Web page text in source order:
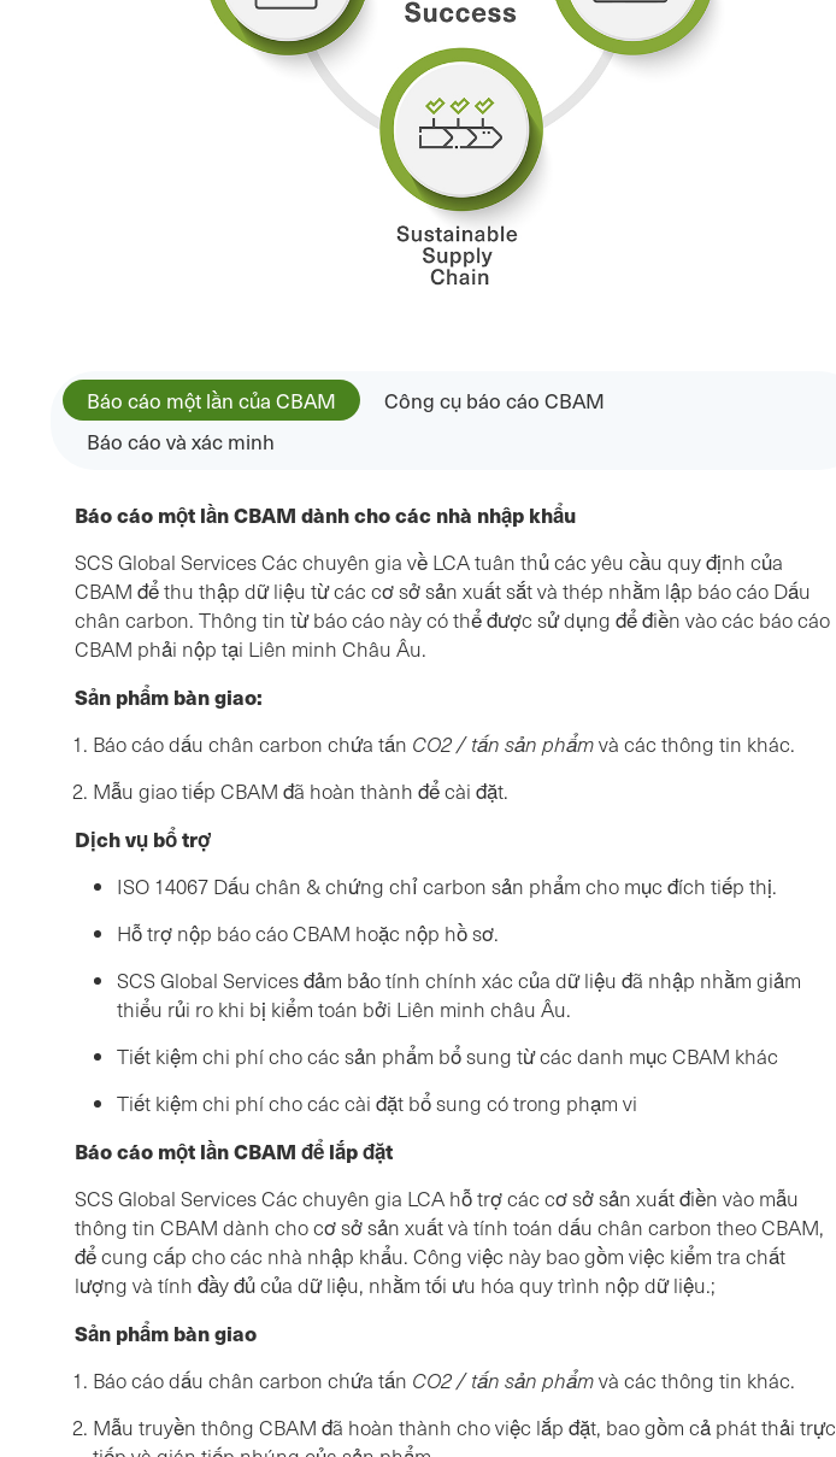
Báo cáo một lần của CBAM
Công cụ báo cáo CBAM
Báo cáo và xác minh
Báo cáo một lần CBAM dành cho các nhà nhập khẩu
SCS Global Services Các chuyên gia về LCA tuân thủ các yêu cầu quy định của
CBAM để thu thập dữ liệu từ các cơ sở sản xuất sắt và thép nhằm lập báo cáo Dấu
chân carbon. Thông tin từ báo cáo này có thể được sử dụng để điền vào các báo cáo
CBAM phải nộp tại Liên minh Châu Âu.
Sản phẩm bàn giao:
Báo cáo dấu chân carbon chứa tấn CO2 / tấn sản phẩmvà các thông tin khác.
Mẫu giao tiếp CBAM đã hoàn thành để cài đặt.
Dịch vụ bổ trợ
ISO 14067 Dấu chân & chứng chỉ carbon sản phẩm cho mục đích tiếp thị.
Hỗ trợ nộp báo cáo CBAM hoặc nộp hồ sơ.
SCS Global Services đảm bảo tính chính xác của dữ liệu đã nhập nhằm giảm
thiểu rủi ro khi bị kiểm toán bởi Liên minh châu Âu.
Tiết kiệm chi phí cho các sản phẩm bổ sung từ các danh mục CBAM khác
Tiết kiệm chi phí cho các cài đặt bổ sung có trong phạm vi
Báo cáo một lần CBAM để lắp đặt
SCS Global Services Các chuyên gia LCA hỗ trợ các cơ sở sản xuất điền vào mẫu
thông tin CBAM dành cho cơ sở sản xuất và tính toán dấu chân carbon theo CBAM,
để cung cấp cho các nhà nhập khẩu. Công việc này bao gồm việc kiểm tra chất
lượng và tính đầy đủ của dữ liệu, nhằm tối ưu hóa quy trình nộp dữ liệu.;
Sản phẩm bàn giao
Báo cáo dấu chân carbon chứa tấn CO2 / tấn sản phẩmvà các thông tin khác.
Mẫu truyền thông CBAM đã hoàn thành cho việc lắp đặt, bao gồm cả phát thải trực